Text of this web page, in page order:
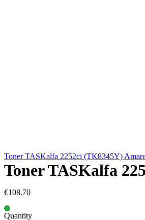
Toner TASKalfa 2252ci (TK8345Y)
Toner TASKalfa
€108.70
Quantity